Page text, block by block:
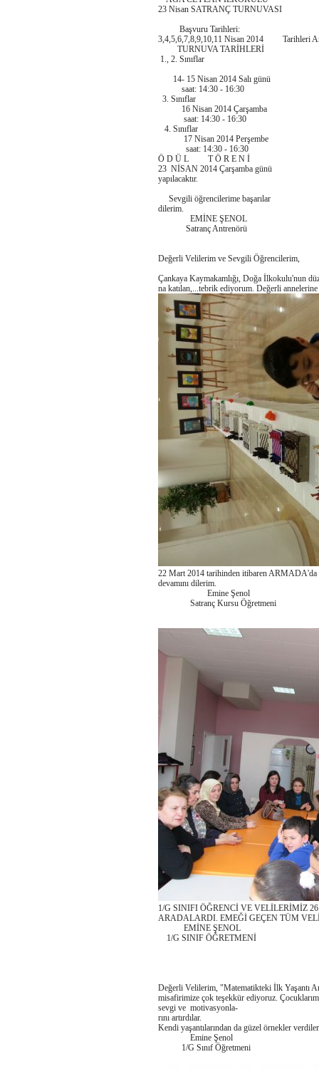
23 Nisan SATRANÇ TURNUVASI
Başvuru Tarihleri:
3,4,5,6,7,8,9,10,11 Nisan 2014 Tarihleri
TURNUVA TARİHLERİ
1., 2. Sınıflar
14- 15 Nisan 2014 Salı günü
saat: 14:30 - 16:30
3. Sınıflar
16 Nisan 2014 Çarşamba
saat: 14:30 - 16:30
4. Sınıflar
17 Nisan 2014 Perşembe
saat: 14:30 - 16:30
Ö D Ü L T Ö R E N İ
23 NİSAN 2014 Çarşamba günü
yapılacaktır.
Sevgili öğrencilerime başarılar
dilerim.
EMİNE ŞENOL
Satranç Antrenörü
Değerli Velilerim ve Sevgili Öğrencilerim,
Çankaya Kaymakamlığı, Doğa İlkokulu'nun
na katılan,...tebrik ediyorum. Değerli
22 Mart 2014 tarihinden itibaren ARMADA'da
devamını dilerim.
Emine Şenol
Satranç Kursu Öğretmeni
1/G SINIFI ÖĞRENCİ VE VELİLERİMİZ
ARADALARDI. EMEĞİ GEÇEN TÜM
EMİNE ŞENOL
1/G SINIF ÖĞRETMENİ
Değerli Velilerim, "Matematikteki İlk Yaşantı
misafirimize çok teşekkür ediyoruz.
sevgi ve motivasyonla-
rını artırdılar.
Kendi yaşantılarından da güzel örnekler
Emine Şenol
1/G Sınıf Öğretmeni